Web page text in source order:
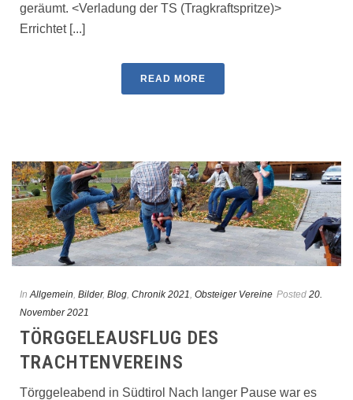
geräumt. <Verladung der TS (Tragkraftspritze)>
Errichtet [...]
READ MORE
In Allgemein Bilder, Blog Chronik 2021 Obsteiger Vereine Posted 20.
November 2021
TÖRGGELEAUSFLUG DES
TRACHTENVEREINS
Törggeleabend in Südtirol Nach langer Pause war es